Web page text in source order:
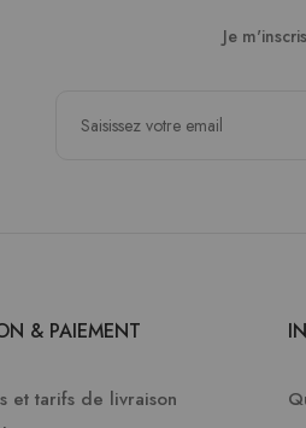
Je
& PAIEMENT
et tarifs de livraison